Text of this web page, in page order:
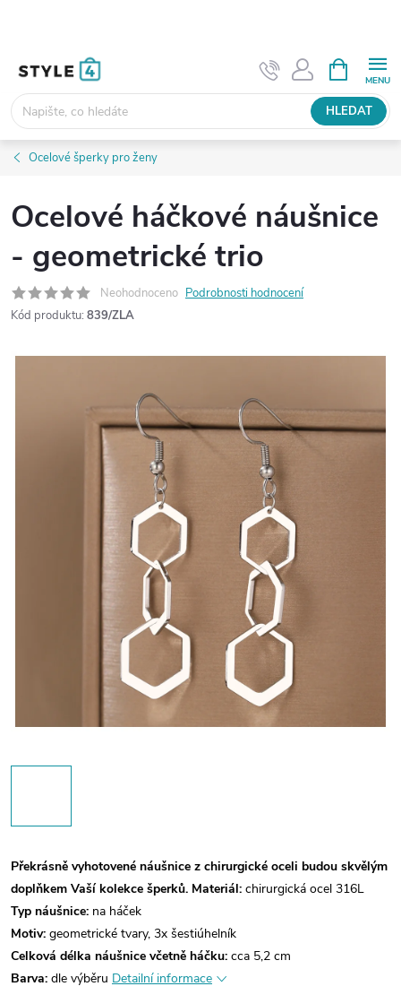
HLEDAT
NÁKUPNÍ
KOŠÍK
Ocelové šperky pro ženy
Ocelové háčkové náušnice
- geometrické trio
Neohodnoceno Podrobnosti hodnocení
Kód produktu: 839/ZLA
Překrásně vyhotovené náušnice z chirurgické oceli budou skvělým
doplňkem Vaší kolekce šperků. Materiál: chirurgická ocel 316L
Typ náušnice: na háček
Motiv: geometrické tvary, 3x šestiúhelník
Celková délka náušnice včetně háčku: cca 5,2 cm
Barva: dle výběru Detailní informace